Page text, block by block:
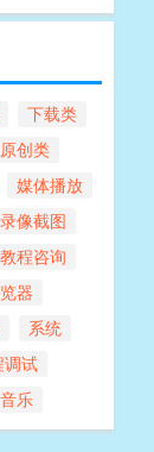
下载类
原创类
媒体播放
录像截图
教程咨询
器
系统
调试
音乐